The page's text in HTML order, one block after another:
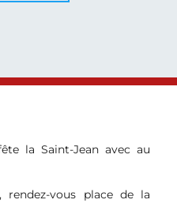
la Saint-Jean avec au
rendez-vous place de la